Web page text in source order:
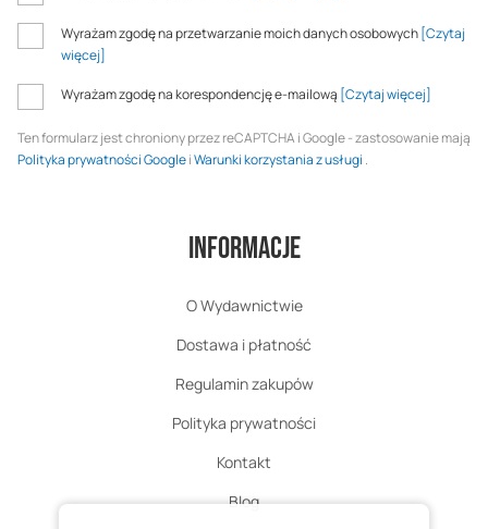
Wyrażam zgodę na przetwarzanie moich danych osobowych[Czytaj
więcej]
Wyrażam zgodę na korespondencję e-mailową [Czytaj więcej]
Ten formularz jest chroniony przez reCAPTCHA i Google - zastosowanie mają
Polityka prywatności GoogleiWarunki korzystania z usługi .
Informacje
O Wydawnictwie
Dostawa i płatność
Regulamin zakupów
Polityka prywatności
Kontakt
Blog